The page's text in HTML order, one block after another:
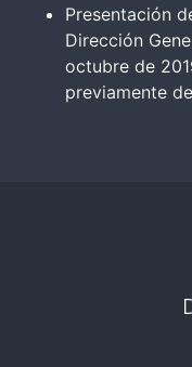
Presentación
Dirección
octubre de
previamente